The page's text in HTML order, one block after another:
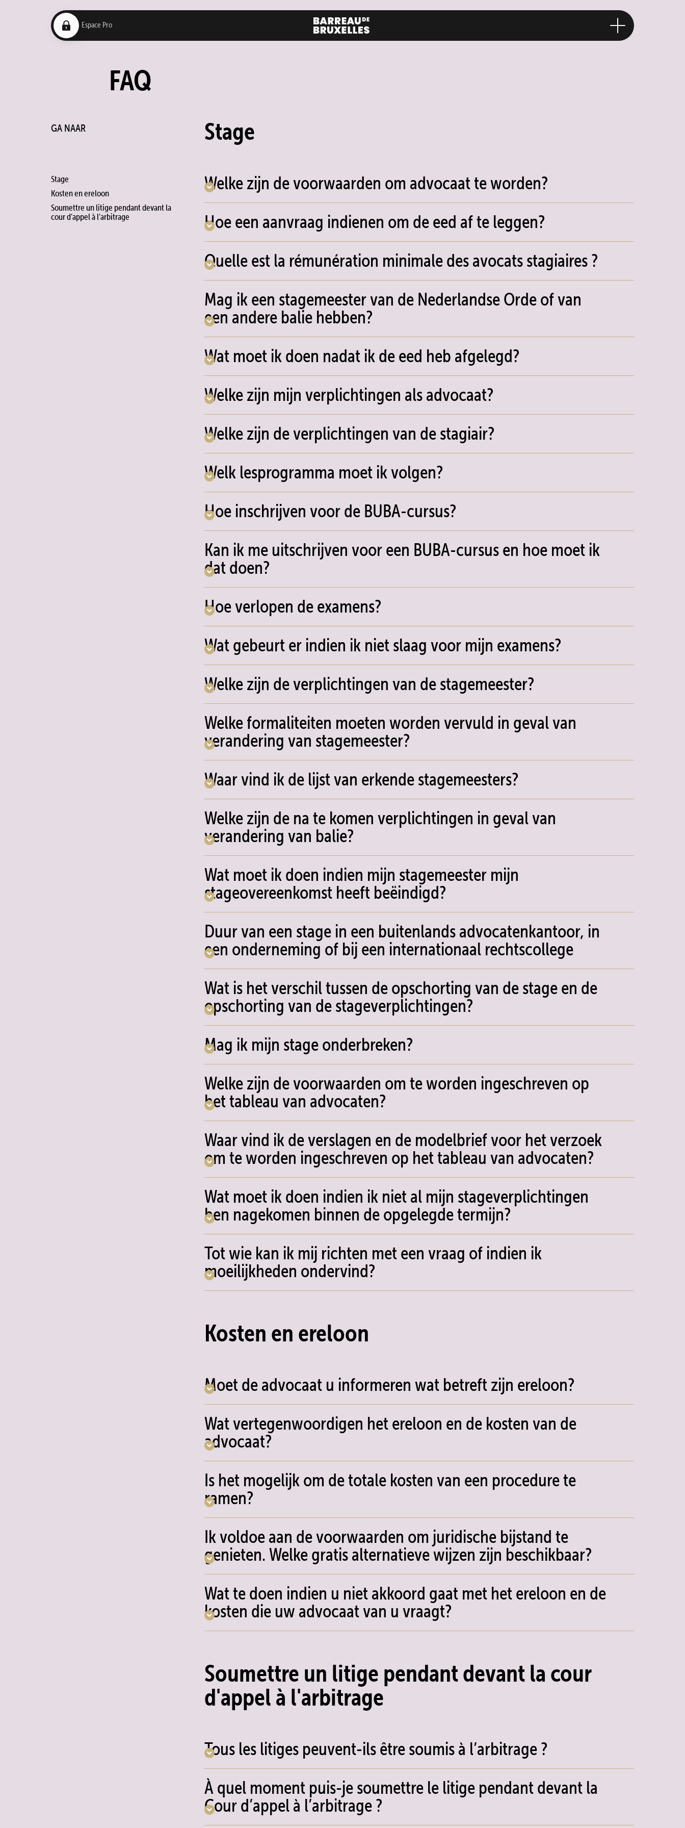
FAQ
GA NAAR
Stage
Kosten en ereloon
Soumettre un litige pendant devant la
cour d'appel à l'arbitrage
Stage
Welke zijn de voorwaarden om advocaat te worden?
Hoe een aanvraag indienen om de eed af te leggen?
Quelle est la rémunération minimale des avocats stagiaires ?
Mag ik een stagemeester van de Nederlandse Orde of van
een andere balie hebben?
Wat moet ik doen nadat ik de eed heb afgelegd?
Welke zijn mijn verplichtingen als advocaat?
Welke zijn de verplichtingen van de stagiair?
Welk lesprogramma moet ik volgen?
Hoe inschrijven voor de BUBA-cursus?
Kan ik me uitschrijven voor een BUBA-cursus en hoe moet ik
dat doen?
Hoe verlopen de examens?
Wat gebeurt er indien ik niet slaag voor mijn examens?
Welke zijn de verplichtingen van de stagemeester?
Welke formaliteiten moeten worden vervuld in geval van
verandering van stagemeester?
Waar vind ik de lijst van erkende stagemeesters?
Welke zijn de na te komen verplichtingen in geval van
verandering van balie?
Wat moet ik doen indien mijn stagemeester mijn
stageovereenkomst heeft beëindigd?
Duur van een stage in een buitenlands advocatenkantoor, in
een onderneming of bij een internationaal rechtscollege
Wat is het verschil tussen de opschorting van de stage en de
opschorting van de stageverplichtingen?
Mag ik mijn stage onderbreken?
Welke zijn de voorwaarden om te worden ingeschreven op
het tableau van advocaten?
Waar vind ik de verslagen en de modelbrief voor het verzoek
om te worden ingeschreven op het tableau van advocaten?
Wat moet ik doen indien ik niet al mijn stageverplichtingen
ben nagekomen binnen de opgelegde termijn?
Tot wie kan ik mij richten met een vraag of indien ik
moeilijkheden ondervind?
Kosten en ereloon
Moet de advocaat u informeren wat betreft zijn ereloon?
Wat vertegenwoordigen het ereloon en de kosten van de
advocaat?
Is het mogelijk om de totale kosten van een procedure te
ramen?
Ik voldoe aan de voorwaarden om juridische bijstand te
genieten. Welke gratis alternatieve wijzen zijn beschikbaar?
Wat te doen indien u niet akkoord gaat met het ereloon en de
kosten die uw advocaat van u vraagt?
Soumettre un litige pendant devant la cour
d'appel à l'arbitrage
Tous les litiges peuvent-ils être soumis à l’arbitrage ?
À quel moment puis-je soumettre le litige pendant devant la
Cour d’appel à l’arbitrage ?